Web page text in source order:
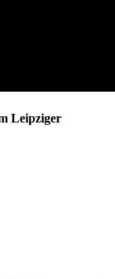
Leipziger